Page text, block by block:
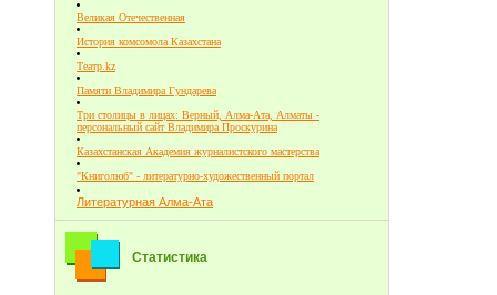
Великая Отечественная
История комсомола Казахстана
Театр.kz
Памяти Владимира Гундарева
Три столицы в лицах: Верный, Алма-Ата, Алматы -
персональный сайт Владимира Проскурина
Казахстанская Академия журналистского мастерства
"Книголюб" - литературно-художественный портал
Литературная Алма-Ата
Статистика